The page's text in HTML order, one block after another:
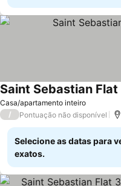
Casa/apartamento inteiro
Saint Sebastian
/ Pontuação não disponível
Selecione as datas para
exatos.